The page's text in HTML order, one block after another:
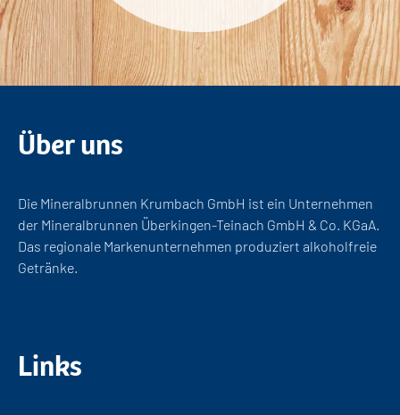
Über uns
Die Mineralbrunnen Krumbach GmbH ist ein Unternehmen
der Mineralbrunnen Überkingen-Teinach GmbH & Co. KGaA.
Das regionale Markenunternehmen produziert alkoholfreie
Getränke.
Links